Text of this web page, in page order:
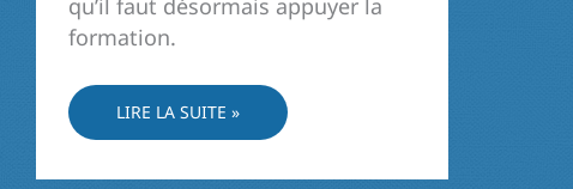
qu’il faut désormais appuyer la
formation.
DÉCOURAGÉ ?
LIRE LA SUITE »